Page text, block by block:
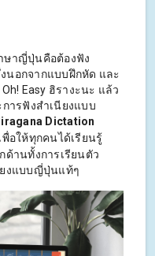
ษาญี่ปุ่นคือต้องฟัง
นอกจากแบบฝึกหัด และ
Easy ฮิรางะนะ แล้ว
การฟังสำเนียงแบบ
Dictation
อให้ทุกคนได้เรียนรู้
ด้านทั้งการเรียนตัว
ยงแบบญี่ปุ่นแท้ๆ